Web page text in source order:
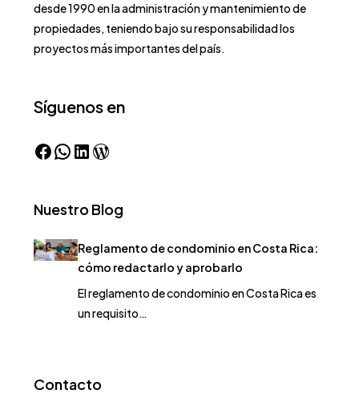
desde 1990 en la administración y mantenimiento de
propiedades, teniendo bajo su responsabilidad los
proyectos más importantes del país.
Síguenos en
Nuestro Blog
Reglamento de condominio en Costa Rica:
cómo redactarlo y aprobarlo
El reglamento de condominio en Costa Rica es
un requisito…
Contacto